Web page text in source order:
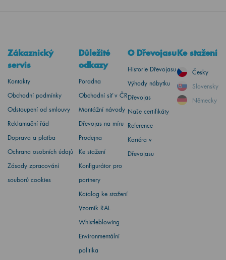
Zákaznický
servis
Kontakty
Obchodní podmínky
Odstoupení od smlouvy
Reklamační řád
Doprava a platba
Ochrana osobních údajů
Zásady zpracování
souborů cookies
Důležité
odkazy
Poradna
Obchodní síť v ČR
Montážní návody
Dřevojas na míru
Prodejna
Ke stažení
Konfigurátor pro
partnery
Katalog ke stažení
Vzorník RAL
Whistleblowing
Environmentální
politika
O Dřevojasu
Historie Dřevojasu
Výhody nábytku
Dřevojas
Naše certifikáty
Reference
Kariéra v
Dřevojasu
Ke stažení
Česky
Slovensky
Německy